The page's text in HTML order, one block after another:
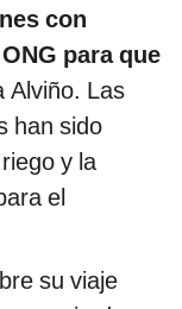
con
para que
Alviño. Las
han sido
y la
el
su viaje